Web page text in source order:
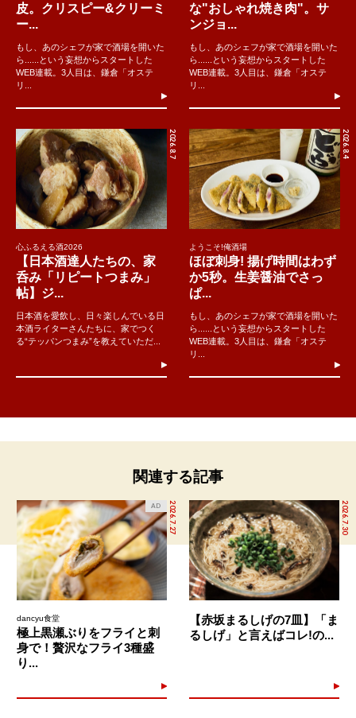
皮。クリスピー&クリーミ
ー...
もし、あのシェフが家で酒場を開いた
ら......という妄想からスタートした
WEB連載。3人目は、鎌倉「オステ
リ...
な"おしゃれ焼き肉"。サ
ンジョ...
もし、あのシェフが家で酒場を開いた
ら......という妄想からスタートした
WEB連載。3人目は、鎌倉「オステ
リ...
2026.8.7
心ふるえる酒2026
【日本酒達人たちの、家
呑み「リピートつまみ」
帖】ジ...
日本酒を愛飲し、日々楽しんでいる日
本酒ライターさんたちに、家でつく
る“テッパンつまみ”を教えていただ...
2026.8.4
ようこそ!俺酒場
ほぼ刺身! 揚げ時間はわず
か5秒。生姜醤油でさっ
ぱ...
もし、あのシェフが家で酒場を開いた
ら......という妄想からスタートした
WEB連載。3人目は、鎌倉「オステ
リ...
関連する記事
2026.7.27
AD
dancyu食堂
極上黒瀬ぶりをフライと刺
身で！贅沢なフライ3種盛
り...
2026.7.30
【赤坂まるしげの7皿】「ま
るしげ」と言えばコレ!の...